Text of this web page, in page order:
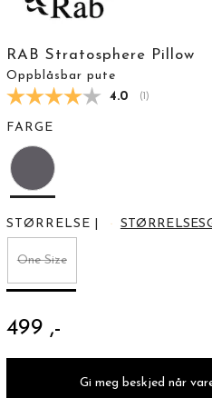
RAB Stratosphere Pillow
Oppblåsbar pute
4.0 ( stemmer:
)
FARGE
STØRRELSE
One Size
499 ,-
Gi meg beskjed når